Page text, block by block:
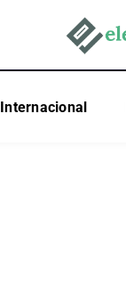
Internacional